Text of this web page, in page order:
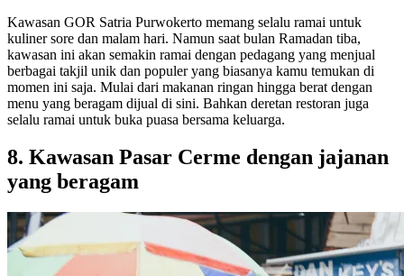
Kawasan GOR Satria Purwokerto memang selalu ramai untuk
kuliner sore dan malam hari. Namun saat bulan Ramadan tiba,
kawasan ini akan semakin ramai dengan pedagang yang menjual
berbagai takjil unik dan populer yang biasanya kamu temukan di
momen ini saja. Mulai dari makanan ringan hingga berat dengan
menu yang beragam dijual di sini. Bahkan deretan restoran juga
selalu ramai untuk buka puasa bersama keluarga.
8. Kawasan Pasar Cerme dengan jajanan
yang beragam